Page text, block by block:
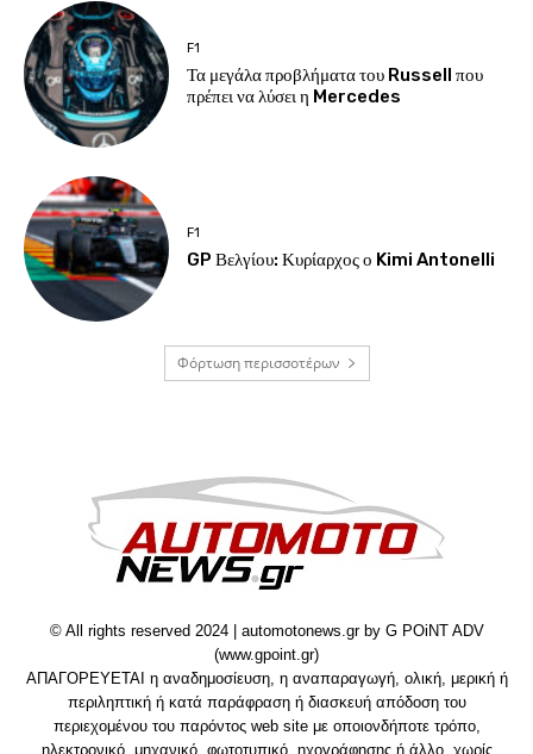
F1
Τα μεγάλα προβλήματα του Russell που
πρέπει να λύσει η Mercedes
F1
GP Βελγίου: Κυρίαρχος ο Kimi Antonelli
Φόρτωση περισσοτέρων
© All rights reserved 2024 | automotonews.gr by G POiNT ADV
(www.gpoint.gr)
ΑΠΑΓΟΡΕΥΕΤΑΙ η αναδημοσίευση, η αναπαραγωγή, ολική, μερική ή
περιληπτική ή κατά παράφραση ή διασκευή απόδοση του
περιεχομένου του παρόντος web site με οποιονδήποτε τρόπο,
ηλεκτρονικό, μηχανικό, φωτοτυπικό, ηχογράφησης ή άλλο, χωρίς